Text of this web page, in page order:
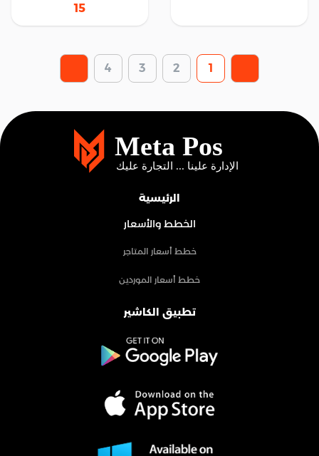
15
1
2
3
4
الرئيسية
الخطط والأسعار
خطط أسعار المتاجر
خطط أسعار الموردين
تطبيق الكاشير